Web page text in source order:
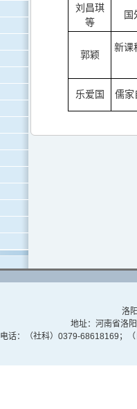
刘昌琪
等
郭颖
新课
乐爱国 儒家
洛
地址：河南省洛
电话：（社科）0379-68618169；